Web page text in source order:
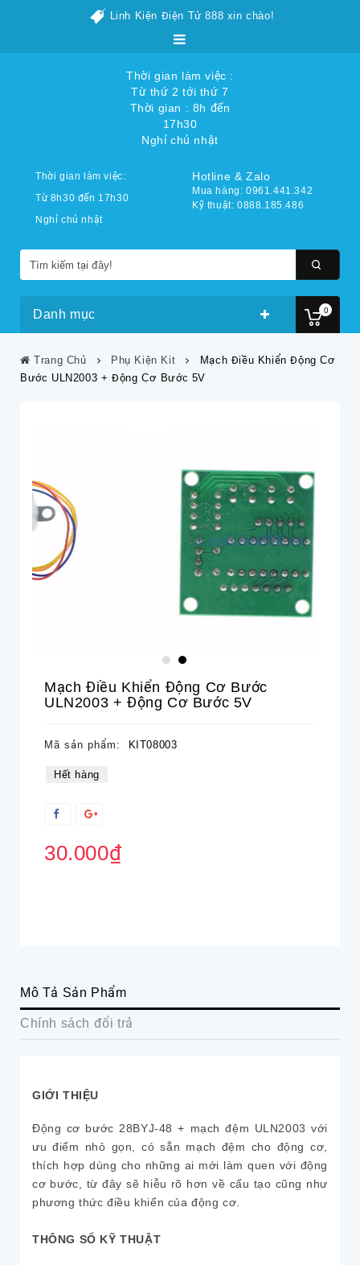
Linh Kiện Điện Tử 888 xin chào!
Thời gian làm việc :
Từ thứ 2 tới thứ 7
Thời gian : 8h đến
17h30
Nghỉ chủ nhật
0
Thời gian làm việc:
Từ 8h30 đến 17h30
Nghỉ chủ nhật
Hotline & Zalo
Mua hàng: 0961.441.342
Kỹ thuật: 0888.185.486
Danh mục
Trang Chủ Phụ Kiện Kit
Mạch Điều Khiển Động Cơ
Bước ULN2003 + Động Cơ Bước 5V
Mạch Điều Khiển Động Cơ Bước
ULN2003 + Động Cơ Bước 5V
Mã sản phẩm: KIT08003
Hết hàng
30.000₫
Mô Tả Sản Phẩm
Chính sách đổi trả
GIỚI THIỆU
Động cơ bước 28BYJ-48 + mạch đệm ULN2003 với
ưu điểm nhỏ gọn, có sẵn mạch đệm cho động cơ,
thích hợp dùng cho những ai mới làm quen với động
cơ bước, từ đây sẽ hiễu rõ hơn về cấu tạo cũng như
phương thức điều khiển của động cơ.
THÔNG SỐ KỸ THUẬT